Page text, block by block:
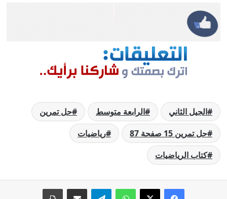
الجيل الثاني الرابعة متوسط
حل تمرين
حل تمرين 15 صفحة 87
رياضيات
كتاب الرياضيات
فيسبوك
‫X واتسابتيلقراممشاركة عبر البريد طباعة